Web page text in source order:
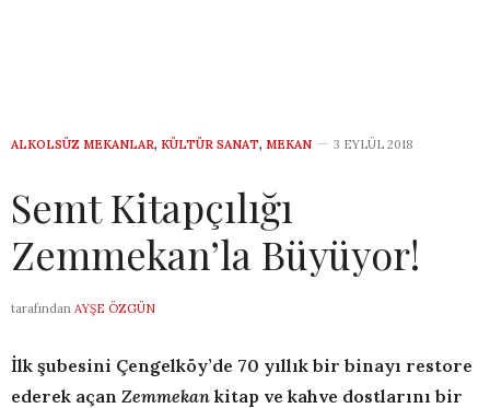
ALKOLSÜZ MEKANLAR, KÜLTÜR SANAT, MEKAN 3 EYLÜL 2018
Semt Kitapçılığı
Zemmekan’la Büyüyor!
tarafından AYŞE ÖZGÜN
İlk şubesini Çengelköy’de 70 yıllık bir binayı restore
ederek açan Zemmekan kitap ve kahve dostlarını bir